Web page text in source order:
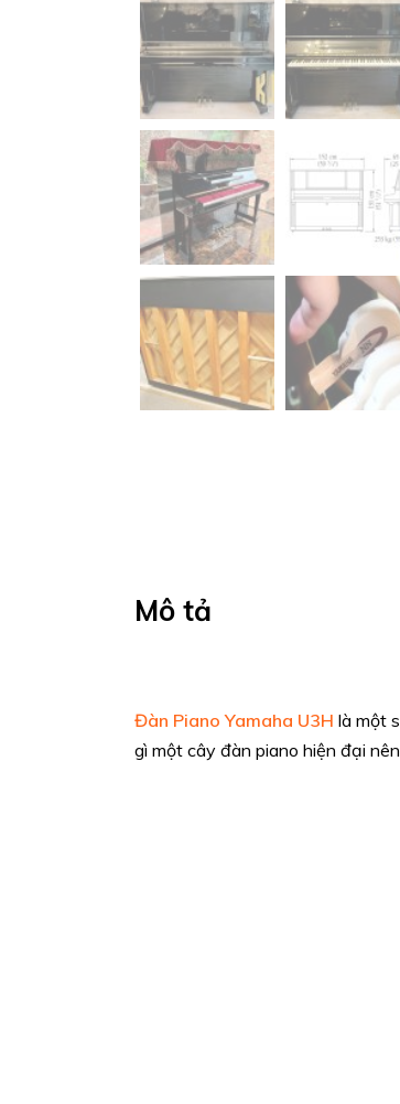
Mô tả
Đàn Piano Yamaha U3H là một
gì một cây đàn piano hiện đại